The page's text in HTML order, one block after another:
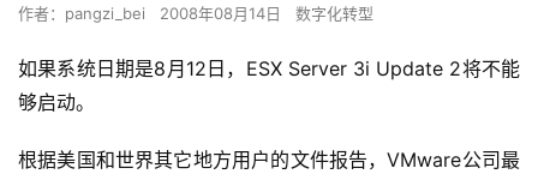
作者： pangzi_bei 2008年08月14日 数字化转型
如果系统日期是8月12日，ESX Server 3i Update 2将不能
够启动。
根据美国和世界其它地方用户的文件报告，VMware公司最